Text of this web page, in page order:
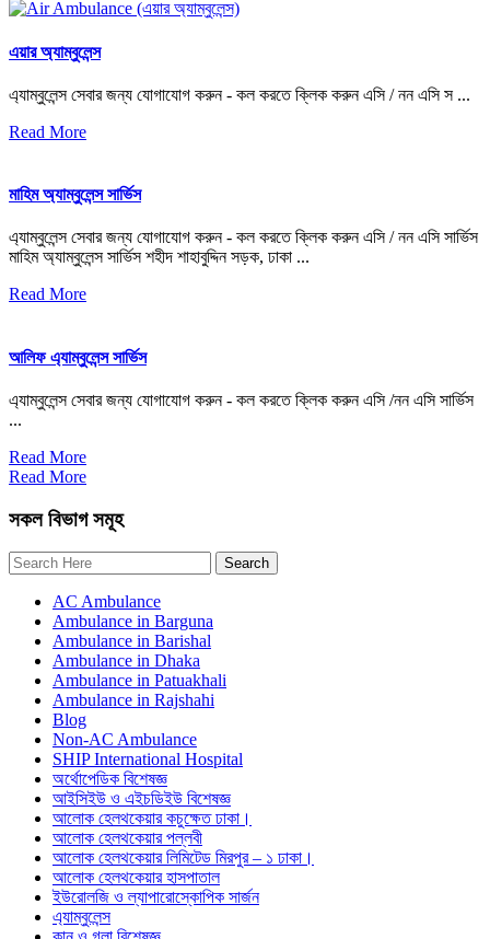
এয়ার অ্যাম্বুলেন্স
এ্যাম্বুলেন্স সেবার জন্য যোগাযোগ করুন - কল করতে ক্লিক করুন এসি / নন এসি স ...
Read More
মাহিম অ্যাম্বুলেন্স সার্ভিস
এ্যাম্বুলেন্স সেবার জন্য যোগাযোগ করুন - কল করতে ক্লিক করুন এসি / নন এসি সার্ভিস
মাহিম অ্যাম্বুলেন্স সার্ভিস শহীদ শাহাবুদ্দিন সড়ক, ঢাকা ...
Read More
আলিফ এ্যাম্বুলেন্স সার্ভিস
এ্যাম্বুলেন্স সেবার জন্য যোগাযোগ করুন - কল করতে ক্লিক করুন এসি /নন এসি সার্ভিস
...
Read More
Read More
সকল বিভাগ সমূহ
AC Ambulance
Ambulance in Barguna
Ambulance in Barishal
Ambulance in Dhaka
Ambulance in Patuakhali
Ambulance in Rajshahi
Blog
Non-AC Ambulance
SHIP International Hospital
অর্থোপেডিক বিশেষজ্ঞ
আইসিইউ ও এইচডিইউ বিশেষজ্ঞ
আলোক হেলথকেয়ার কচুক্ষেত ঢাকা।
আলোক হেলথকেয়ার পল্লবী
আলোক হেলথকেয়ার লিমিটেড মিরপুর – ১ ঢাকা।
আলোক হেলথকেয়ার হাসপাতাল
ইউরোলজি ও ল্যাপারোস্কোপিক সার্জন
এ্যাম্বুলেন্স